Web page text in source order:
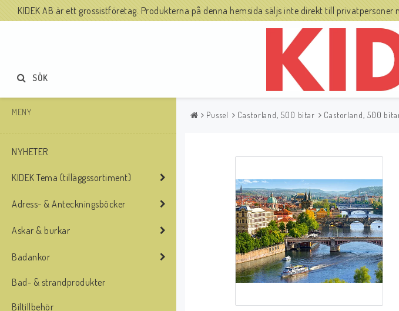
KIDEK AB är ett grossistföretag. Produkterna på denna hemsida säljs inte direkt till
SÖK
MENY
NYHETER
KIDEK Tema (tilläggssortiment)
Adress- & Anteckningsböcker
Askar & burkar
Badankor
Bad- & strandprodukter
Biltillbehör
Pussel Castorland, 500 bitar Castorland, 500